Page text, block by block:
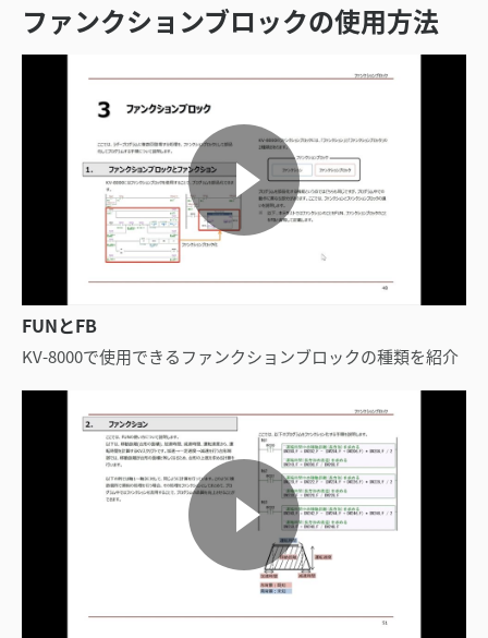
ファンクションブロックの使用方法
FUNとFB
KV-8000で使用できるファンクションブロックの種類を紹介